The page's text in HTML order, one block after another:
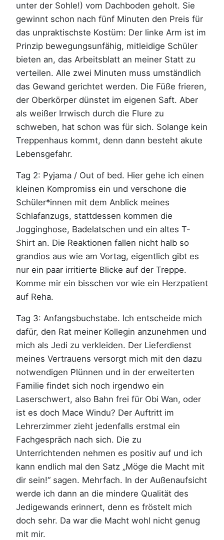
unter der Sohle!) vom Dachboden geholt. Sie
gewinnt schon nach fünf Minuten den Preis für
das unpraktischste Kostüm: Der linke Arm ist im
Prinzip bewegungsunfähig, mitleidige Schüler
bieten an, das Arbeitsblatt an meiner Statt zu
verteilen. Alle zwei Minuten muss umständlich
das Gewand gerichtet werden. Die Füße frieren,
der Oberkörper dünstet im eigenen Saft. Aber
als weißer Irrwisch durch die Flure zu
schweben, hat schon was für sich. Solange kein
Treppenhaus kommt, denn dann besteht akute
Lebensgefahr.
Tag 2: Pyjama / Out of bed. Hier gehe ich einen
kleinen Kompromiss ein und verschone die
Schüler*innen mit dem Anblick meines
Schlafanzugs, stattdessen kommen die
Jogginghose, Badelatschen und ein altes T-
Shirt an. Die Reaktionen fallen nicht halb so
grandios aus wie am Vortag, eigentlich gibt es
nur ein paar irritierte Blicke auf der Treppe.
Komme mir ein bisschen vor wie ein Herzpatient
auf Reha.
Tag 3: Anfangsbuchstabe. Ich entscheide mich
dafür, den Rat meiner Kollegin anzunehmen und
mich als Jedi zu verkleiden. Der Lieferdienst
meines Vertrauens versorgt mich mit den dazu
notwendigen Plünnen und in der erweiterten
Familie findet sich noch irgendwo ein
Laserschwert, also Bahn frei für Obi Wan, oder
ist es doch Mace Windu? Der Auftritt im
Lehrerzimmer zieht jedenfalls erstmal ein
Fachgespräch nach sich. Die zu
Unterrichtenden nehmen es positiv auf und ich
kann endlich mal den Satz „Möge die Macht mit
dir sein!“ sagen. Mehrfach. In der Außenaufsicht
werde ich dann an die mindere Qualität des
Jedigewands erinnert, denn es fröstelt mich
doch sehr. Da war die Macht wohl nicht genug
mit mir.